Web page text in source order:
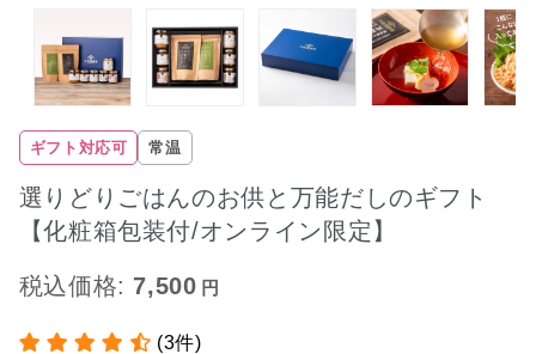
ギフト対応可 常温
選りどりごはんのお供と万能だしのギフト
【化粧箱包装付/オンライン限定】
税込価格: 7,500
(3件)